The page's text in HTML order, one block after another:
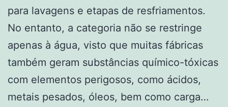
para lavagens e etapas de resfriamentos.
No entanto, a categoria não se restringe
apenas à água, visto que muitas fábricas
também geram substâncias químico-tóxicas
com elementos perigosos, como ácidos,
metais pesados, óleos, bem como carga…